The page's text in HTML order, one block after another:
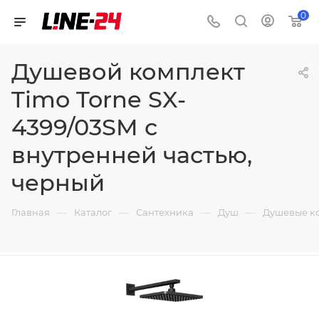
0
Душевой комплект
Timo Torne SX-
4399/03SM с
внутренней частью,
черный
Главная — Каталог — Сантехника — Душ — Душевые